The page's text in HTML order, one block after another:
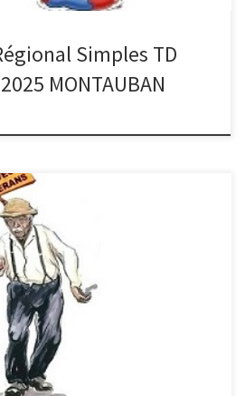
Simples TD
MONTAUBAN
Bat PEBREL -VILA Bat GALY-
Finale LESTAGE Bat LARROQUE -VILA
LESTAGE et VILA Qualifiés pour les
début des
Bonjour, pour Le Régional
22.05, le boulodrome […]